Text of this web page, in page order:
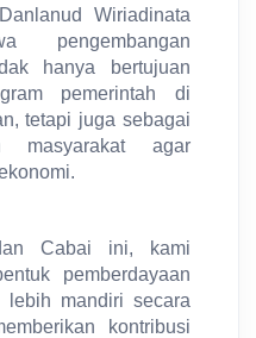
Wiriadinata
pengembangan
hanya bertujuan
pemerintah di
tetapi juga sebagai
masyarakat agar
Cabai ini, kami
pemberdayaan
lebih mandiri secara
kontribusi